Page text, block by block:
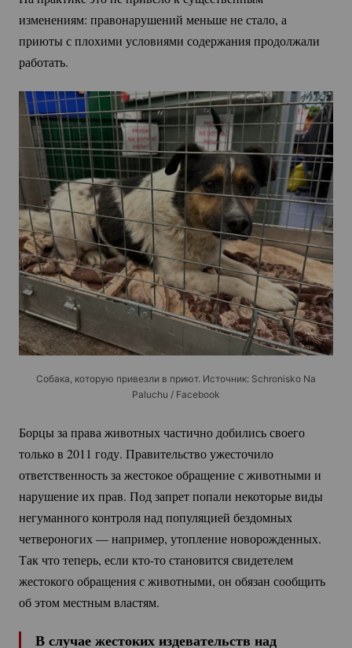
изменениям: правонарушений меньше не стало, а
приюты с плохими условиями содержания продолжали
работать.
Собака, которую привезли в приют. Источник: Schronisko Na
Paluchu / Facebook
Борцы за права животных частично добились своего
только в 2011 году. Правительство ужесточило
ответственность за жестокое обращение с животными и
нарушение их прав. Под запрет попали некоторые виды
негуманного контроля над популяцией бездомных
четвероногих — например, утопление новорожденных.
Так что теперь, если кто-тостановится свидетелем
жестокого обращения с животными, он обязан сообщить
об этом местным властям.
В случае жестоких издевательств над